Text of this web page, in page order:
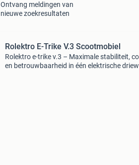
Ontvang meldingen van
nieuwe zoekresultaten
Rolektro E-Trike V.3 Scootmobiel
Rolektro e-trike v.3 – Maximale stabiliteit,
en betrouwbaarheid in één elektrische